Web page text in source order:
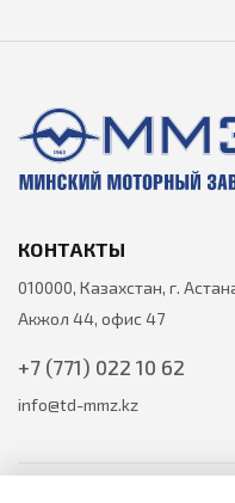
КОНТАКТЫ
010000, Казахстан, г.
Акжол 44, офис 47
+7 (771) 022 10 62
info@td-mmz.kz